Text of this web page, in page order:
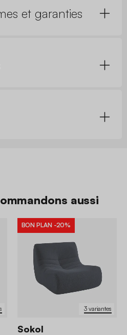
et garanties
aussi
3 variantes
BON PLAN -20%
Sokol